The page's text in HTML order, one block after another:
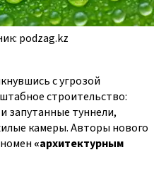
podzag.kz
с угрозой
строительство:
запутанные туннели,
камеры. Авторы нового
«архитектурным